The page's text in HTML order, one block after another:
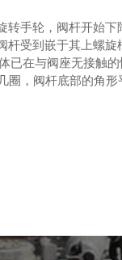
转手轮，阀杆开始下
杆受到嵌于其上螺
已在与阀座无接触的
圈，阀杆底部的角